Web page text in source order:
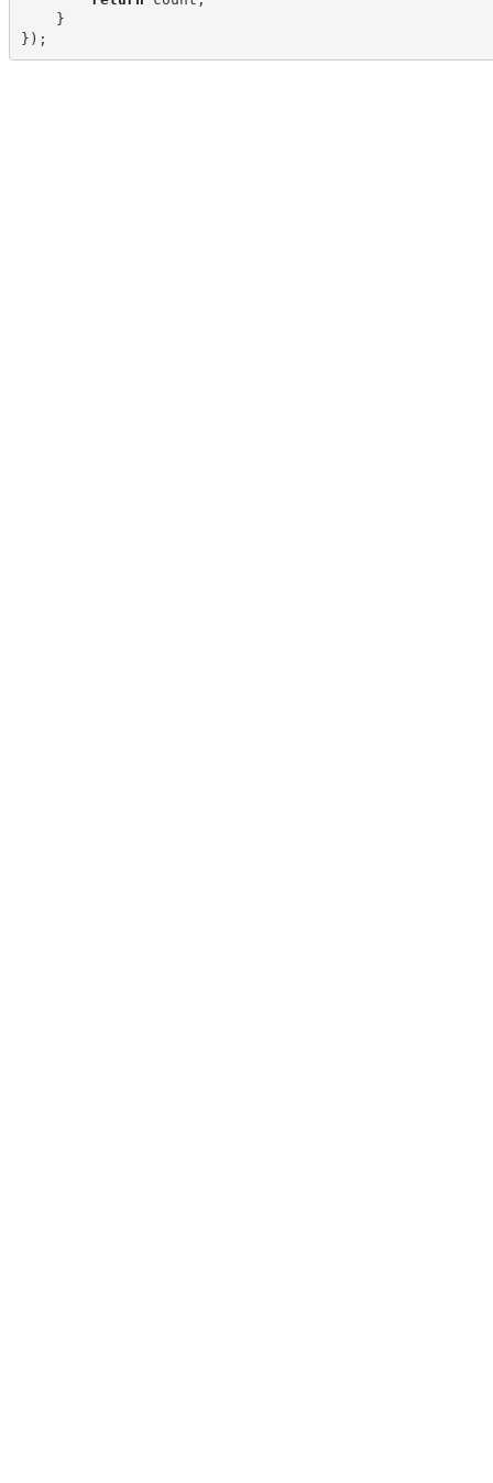
}
} ) ;